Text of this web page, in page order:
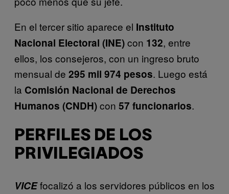
En el tercer sitio aparece el Instituto
Nacional Electoral (INE)con 132, entre
ellos, los consejeros, con un ingreso bruto
mensual de 295 mil 974 pesos. Luego está
la Comisión Nacional de Derechos
Humanos (CNDH)con 57 funcionarios.
PERFILES DE LOS
PRIVILEGIADOS
VICEfocalizó a los servidores públicos en los